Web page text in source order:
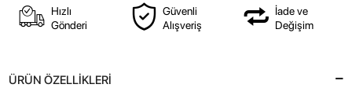
Hızlı
Gönderi
Güvenli
Alışveriş
İade ve
Değişim
ÜRÜN ÖZELLİKLERİ